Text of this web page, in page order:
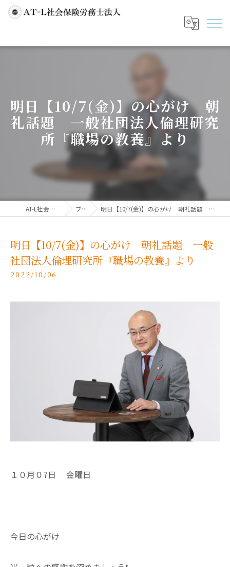
明日【10/7(金)】の心がけ 朝
礼話題 一般社団法人倫理研究
所『職場の教養』より
AT-L社会保険労務士法人 ブログ 明日【10/7(金)】の心がけ 朝礼話題 一般社団法人倫理研究所『職場の教養』より
明日【10/7(金)】の心がけ 朝礼話題 一般
社団法人倫理研究所『職場の教養』より
2022/10/06
１０月０7日 金曜日
今日の心がけ